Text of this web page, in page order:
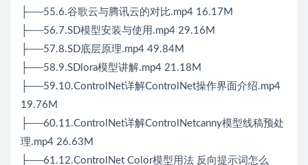
├──55.6.谷歌云与腾讯云的对比.mp4 16.17M
├──56.7.SD模型安装与使用.mp4 29.16M
├──57.8.SD底层原理.mp4 49.84M
├──58.9.SDlora模型讲解.mp4 21.18M
├──59.10.ControlNet详解ControlNet操作界面介绍.mp4
19.76M
├──60.11.ControlNet详解ControlNetcanny模型线稿预处
理.mp4 26.63M
├──61.12.ControlNet Color模型用法 反向提示词怎么